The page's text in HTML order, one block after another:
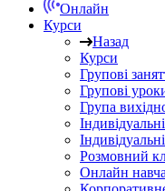
Онлайн
Курси
Назад
Курси
Групові
Групові
Група
Розмовний
Онлайн